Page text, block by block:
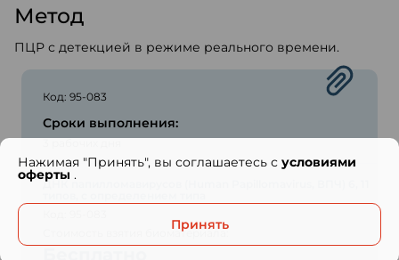
Метод
ПЦР с детекцией в режиме реального времени.
Код: 95-083
Сроки выполнения:
ДНК папилломавирусов (Human Papillomavirus, ВПЧ) 6, 11
Стоимость взятия биоматериала:
Нажимая "Принять", вы соглашаетесь с условиями
оферты .
Принять